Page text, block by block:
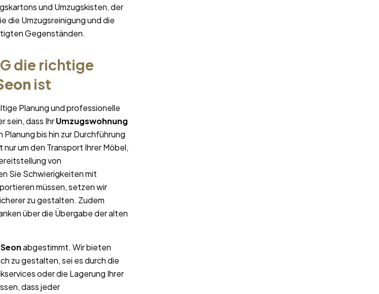
und Umzugskisten, der
die Umzugsreinigung und die
Gegenständen.
die richtige
ist
Planung und professionelle
sein, dass IhrUmzugswohnung
bis hin zur Durchführung
nur um den Transport Ihrer Möbel,
von
Sie Schwierigkeiten mit
müssen, setzen wir
zu gestalten. Zudem
über die Übergabe der alten
Seonabgestimmt. Wir bieten
zu gestalten, sei es durch die
oder die Lagerung Ihrer
dass jeder